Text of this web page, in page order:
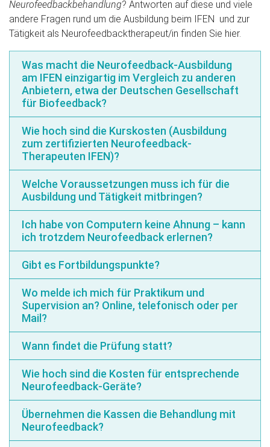
Neurofeedbackbehandlung? Antworten auf diese und viele
andere Fragen rund um die Ausbildung beim IFEN und zur
Tätigkeit als Neurofeedbacktherapeut/in finden Sie hier.
Was macht die Neurofeedback-Ausbildung
am IFEN einzigartig im Vergleich zu anderen
Anbietern, etwa der Deutschen Gesellschaft
für Biofeedback?
Wie hoch sind die Kurskosten (Ausbildung
zum zertifizierten Neurofeedback-
Therapeuten IFEN)?
Welche Voraussetzungen muss ich für die
Ausbildung und Tätigkeit mitbringen?
Ich habe von Computern keine Ahnung – kann
ich trotzdem Neurofeedback erlernen?
Gibt es Fortbildungspunkte?
Wo melde ich mich für Praktikum und
Supervision an? Online, telefonisch oder per
Mail?
Wann findet die Prüfung statt?
Wie hoch sind die Kosten für entsprechende
Neurofeedback-Geräte?
Übernehmen die Kassen die Behandlung mit
Neurofeedback?